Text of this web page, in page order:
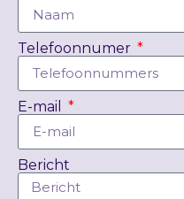
Telefoonnumer
E-mail
Bericht